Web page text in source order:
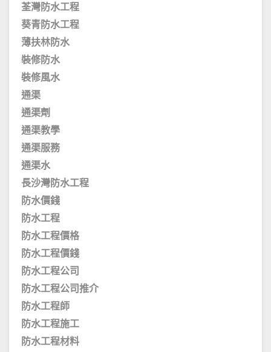
荃灣防水工程
葵青防水工程
薄扶林防水
裝修防水
裝修風水
通渠
通渠劑
通渠教學
通渠服務
通渠水
長沙灣防水工程
防水價錢
防水工程
防水工程價格
防水工程價錢
防水工程公司
防水工程公司推介
防水工程師
防水工程施工
防水工程材料